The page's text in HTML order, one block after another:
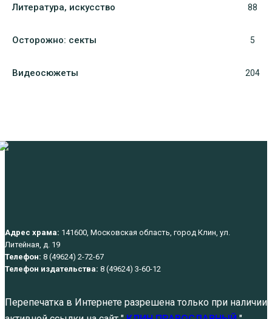
Литература, искуcство 88
Осторожно: секты 5
Видеосюжеты 204
Адрес храма: 141600, Московская область, город Клин, ул.
Литейная, д. 19
Телефон: 8 (49624) 2-72-67
Телефон издательства: 8 (49624) 3-60-12
Перепечатка в Интернете разрешена только при наличии